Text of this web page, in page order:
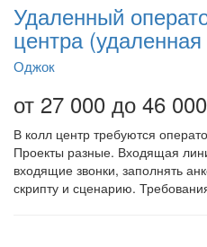
Удаленный
центра
Оджок
от 27 000 до 46
В колл центр требуются
Проекты разные. Входящая
входящие звонки, заполнять
скрипту и сценарию.